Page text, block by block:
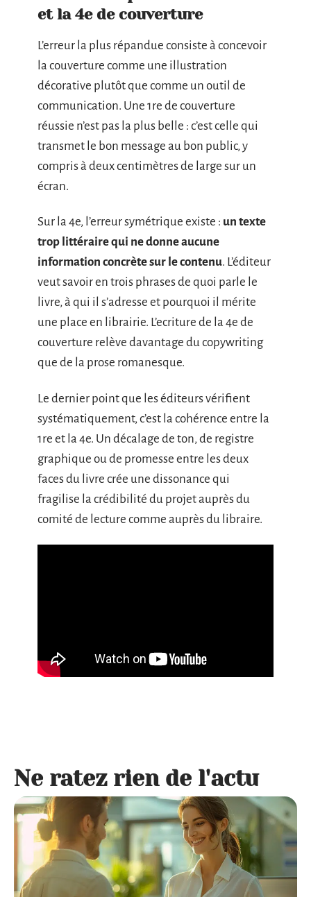
et la 4e de couverture
L’erreur la plus répandue consiste à concevoir
la couverture comme une illustration
décorative plutôt que comme un outil de
communication. Une 1re de couverture
réussie n’est pas la plus belle : c’est celle qui
transmet le bon message au bon public, y
compris à deux centimètres de large sur un
écran.
Sur la 4e, l’erreur symétrique existe : un texte
trop littéraire qui ne donne aucune
information concrète sur le contenu. L’éditeur
veut savoir en trois phrases de quoi parle le
livre, à qui il s’adresse et pourquoi il mérite
une place en librairie. L’ecriture de la 4e de
couverture relève davantage du copywriting
que de la prose romanesque.
Le dernier point que les éditeurs vérifient
systématiquement, c’est la cohérence entre la
1re et la 4e. Un décalage de ton, de registre
graphique ou de promesse entre les deux
faces du livre crée une dissonance qui
fragilise la crédibilité du projet auprès du
comité de lecture comme auprès du libraire.
Ne ratez rien de l'actu